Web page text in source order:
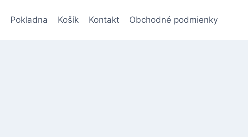
Pokladna Košík Kontakt Obchodné podmienky